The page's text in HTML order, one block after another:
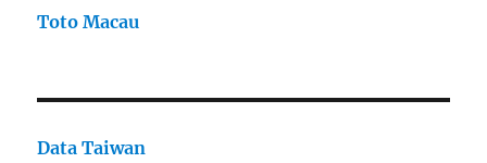
Toto Macau
Data Taiwan